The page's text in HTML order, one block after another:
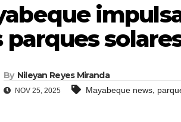
parques
By Nileyan Reyes Miranda
NOV 25, 2025 Mayabeque news,